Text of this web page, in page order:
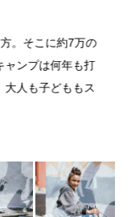
。そこに約7万の
ャンプは何年も打
大人も子どももス